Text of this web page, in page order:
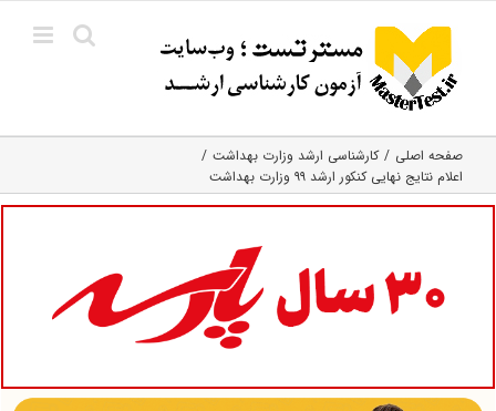
content
صفحه اصلی
کارشناسی ارشد وزارت بهداشت
اعلام نتایج نهایی کنکور ارشد ۹۹ وزارت بهداشت